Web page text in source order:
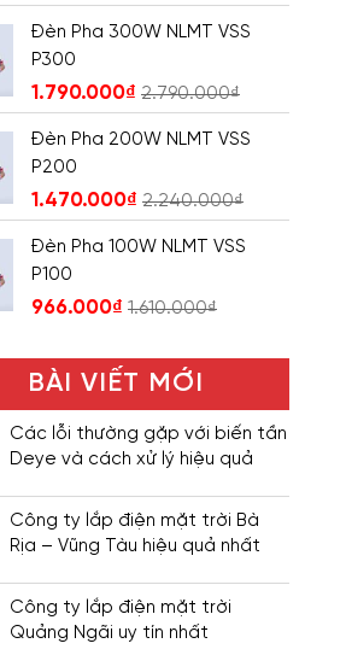
Đèn Pha 300W NLMT VSS
P300
1.790.000₫ 2.790.000₫
Đèn Pha 200W NLMT VSS
P200
1.470.000₫ 2.240.000₫
Đèn Pha 100W NLMT VSS
P100
966.000₫ 1.610.000₫
BÀI VIẾT MỚI
Các lỗi thường gặp với biến tần
Deye và cách xử lý hiệu quả
Công ty lắp điện mặt trời Bà
Rịa – Vũng Tàu hiệu quả nhất
Công ty lắp điện mặt trời
Quảng Ngãi uy tín nhất